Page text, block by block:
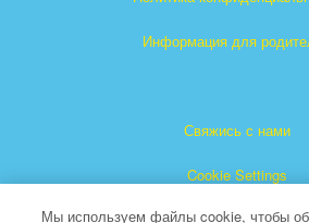
Информация для
Свяжись с нами
Cookie Settings
Мы используем файлы cookie, чтобы